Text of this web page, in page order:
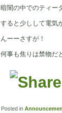
暗闇の中でのティー
すると少しして電気
んーーさすが！
何事も焦りは禁物だ
Posted in